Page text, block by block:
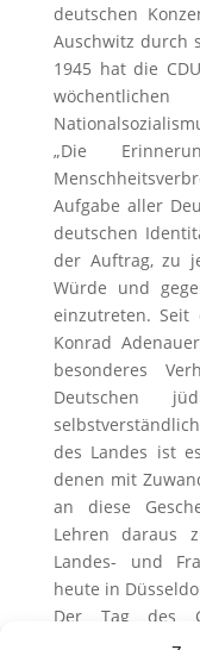
deutschen
Auschwitz durch
1945 hat die
„Die
Aufgabe aller
deutschen
der Auftrag, zu
Würde und
einzutreten.
Konrad
besonderes
Deutschen
des Landes ist
denen mit
an diese
Lehren daraus
Landes- und
heute in
Der Tag des